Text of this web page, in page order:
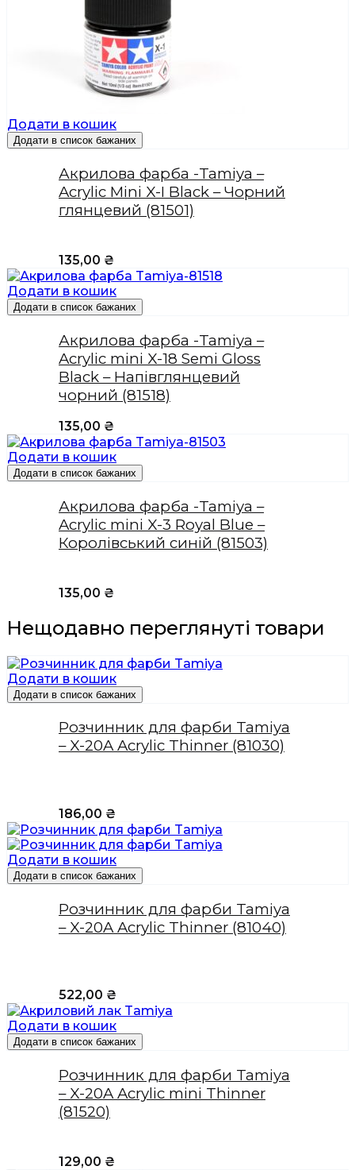
Додати в кошик
Додати в список бажаних
Акрилова фарба -Tamiya –
Acrylic Mini X-I Black – Чорний
глянцевий (81501)
135,00 ₴
Додати в кошик
Додати в список бажаних
Акрилова фарба -Tamiya –
Acrylic mini X-18 Semi Gloss
Black – Напівглянцевий
чорний (81518)
135,00 ₴
Додати в кошик
Додати в список бажаних
Акрилова фарба -Tamiya –
Acrylic mini X-3 Royal Blue –
Королівський синій (81503)
135,00 ₴
Нещодавно переглянуті товари
Додати в кошик
Додати в список бажаних
Розчинник для фарби Tamiya
– X-20A Acrylic Thinner (81030)
186,00 ₴
Додати в кошик
Додати в список бажаних
Розчинник для фарби Tamiya
– X-20A Acrylic Thinner (81040)
522,00 ₴
Додати в кошик
Додати в список бажаних
Розчинник для фарби Tamiya
– X-20A Acrylic mini Thinner
(81520)
129,00 ₴